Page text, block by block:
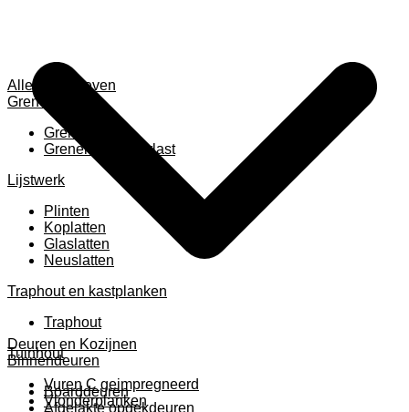
Alles weergeven
Grenen
Grenen B ruw
Grenen gevingerlast
Lijstwerk
Plinten
Koplatten
Glaslatten
Neuslatten
Traphout en kastplanken
Traphout
Tuinhout
Vuren C geimpregneerd
Vlonderplanken
Deuren en Kozijnen
Binnendeuren
Boarddeuren
Afgelakte opdekdeuren